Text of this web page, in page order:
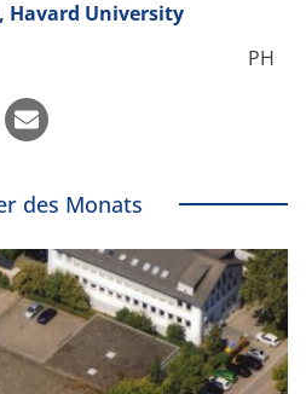
Havard University
PH
des Monats